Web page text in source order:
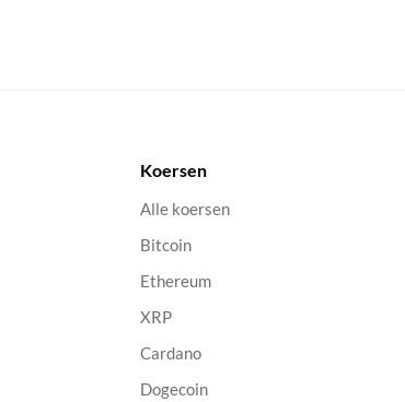
Koersen
Alle koersen
Bitcoin
Ethereum
XRP
Cardano
Dogecoin